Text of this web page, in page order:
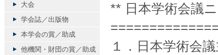
** 日本学術会議
１．日本学術会
大会
学会誌／出版物
本学会の賞／助成
他機関・財団の賞／助成